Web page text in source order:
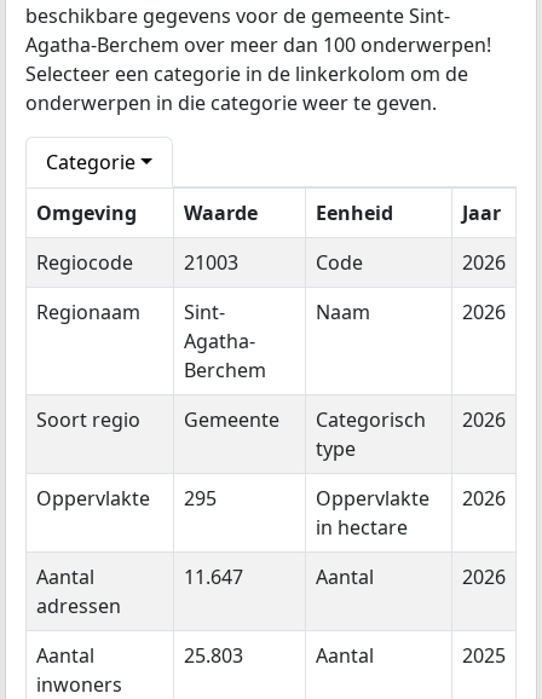
beschikbare gegevens voor de gemeente Sint-
Agatha-Berchem over meer dan 100 onderwerpen!
Selecteer een categorie in de linkerkolom om de
onderwerpen in die categorie weer te geven.
Categorie
Omgeving
Waarde Eenheid
Jaar
Regiocode
21003 Code
2026
Regionaam
Sint-
Agatha-
Berchem
Naam 2026
Soort regio Gemeente
Categorisch
type
2026
Oppervlakte 295
Oppervlakte
in hectare
2026
Aantal
adressen
11.647 Aantal 2026
Aantal
inwoners
25.803 Aantal 2025